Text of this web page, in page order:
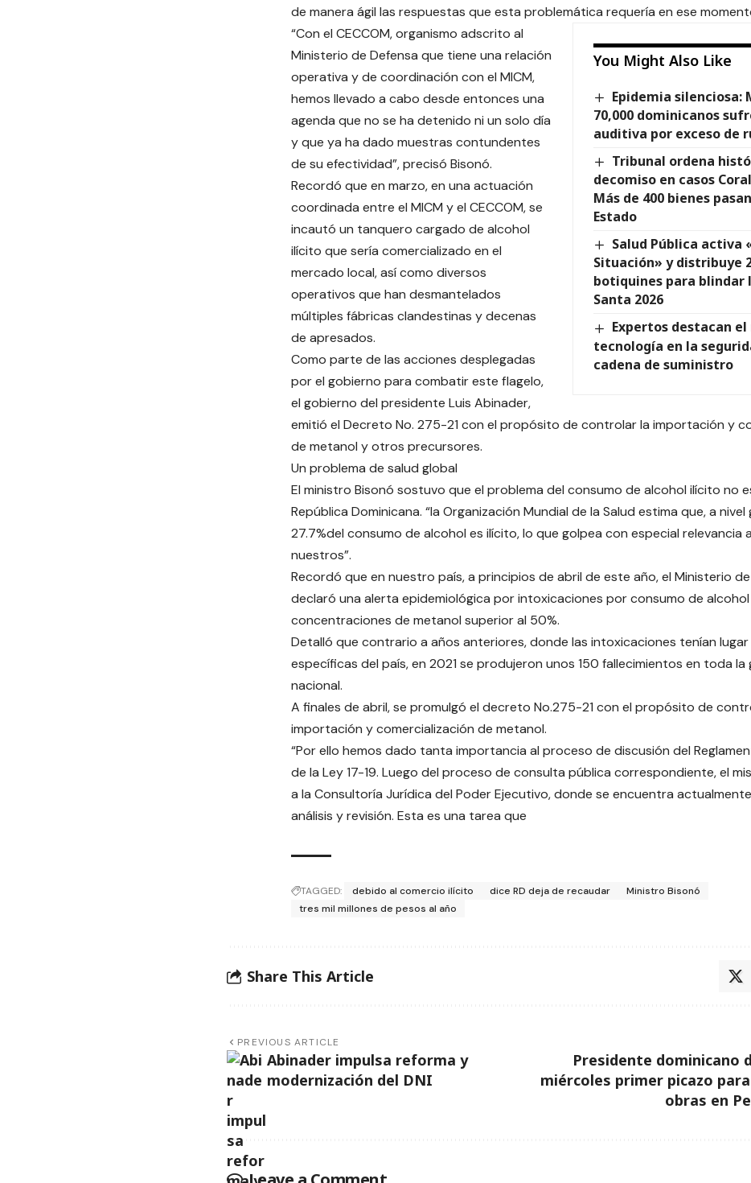
de manera ágil las respuestas que esta problemática requería en ese
You Might Also Like
Epidemia silenciosa:
70,000 dominicanos
auditiva por exceso de
Tribunal ordena
decomiso en casos
Más de 400 bienes
Estado
Salud Pública activa
Situación» y distribuye
botiquines para blindar
Santa 2026
Expertos destacan el
tecnología en la
cadena de suministro
“Con el CECCOM, organismo adscrito al
Ministerio de Defensa que tiene una relación
operativa y de coordinación con el MICM,
hemos llevado a cabo desde entonces una
agenda que no se ha detenido ni un solo día
y que ya ha dado muestras contundentes
de su efectividad”, precisó Bisonó.
Recordó que en marzo, en una actuación
coordinada entre el MICM y el CECCOM, se
incautó un tanquero cargado de alcohol
ilícito que sería comercializado en el
mercado local, así como diversos
operativos que han desmantelados
múltiples fábricas clandestinas y decenas
de apresados.
Como parte de las acciones desplegadas
por el gobierno para combatir este flagelo,
el gobierno del presidente Luis Abinader,
emitió el Decreto No. 275-21 con el propósito de controlar la importación y
de metanol y otros precursores.
Un problema de salud global
El ministro Bisonó sostuvo que el problema del consumo de alcohol ilícito no
República Dominicana. “la Organización Mundial de la Salud estima que, a nivel
27.7%del consumo de alcohol es ilícito, lo que golpea con especial relevancia
nuestros”.
Recordó que en nuestro país, a principios de abril de este año, el Ministerio de
declaró una alerta epidemiológica por intoxicaciones por consumo de
concentraciones de metanol superior al 50%.
Detalló que contrario a años anteriores, donde las intoxicaciones tenían lugar
específicas del país, en 2021 se produjeron unos 150 fallecimientos en toda la
nacional.
A finales de abril, se promulgó el decreto No.275-21 con el propósito de
importación y comercialización de metanol.
“Por ello hemos dado tanta importancia al proceso de discusión del
de la Ley 17-19. Luego del proceso de consulta pública correspondiente, el
a la Consultoría Jurídica del Poder Ejecutivo, donde se encuentra
análisis y revisión. Esta es una tarea que
TAGGED: debido al comercio ilícito dice RD deja de recaudar
Ministro Bisonó
tres mil millones de pesos al año
Share This Article
PREVIOUS ARTICLE
Abinader impulsa reforma y
modernización del DNI
Presidente dominicano
miércoles primer picazo
obras en